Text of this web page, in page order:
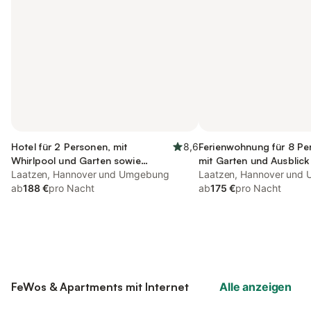
Hotel für 2 Personen, mit
Whirlpool und Garten sowie
Sauna, kinderfreundlich
8,6
Laatzen, Hannover und Umgebung
ab188 €pro Nacht
Ferienwohnung für 8
mit Garten und Ausblick
Laatzen, Hannover und
ab175 €pro Nacht
FeWos & Apartments mit Internet Alle anzeigen